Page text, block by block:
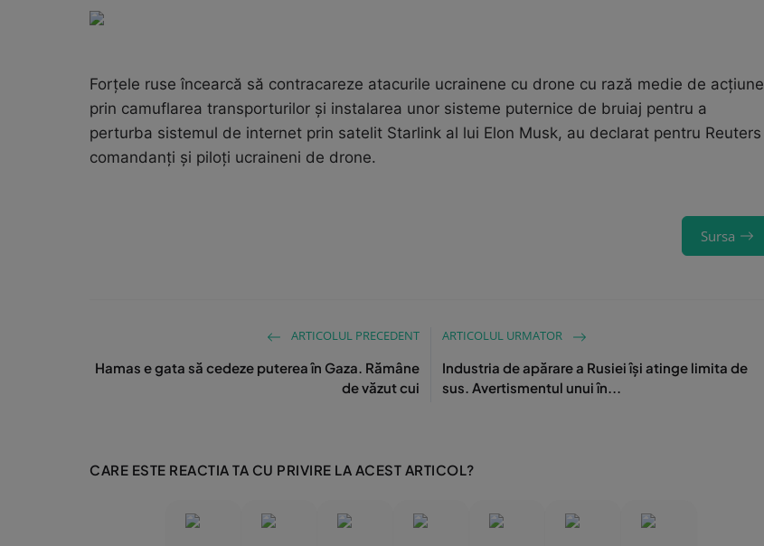
Forţele ruse încearcă să contracareze atacurile ucrainene cu drone cu rază medie de acţiune
prin camuflarea transporturilor şi instalarea unor sisteme puternice de bruiaj pentru a
perturba sistemul de internet prin satelit Starlink al lui Elon Musk, au declarat pentru Reuters
comandanţi şi piloţi ucraineni de drone.
Sursa
ARTICOLUL PRECEDENT
Hamas e gata să cedeze puterea în Gaza. Rămâne
de văzut cui
ARTICOLUL URMATOR
Industria de apărare a Rusiei își atinge limita de
sus. Avertismentul unui în...
CARE ESTE REACTIA TA CU PRIVIRE LA ACEST ARTICOL?